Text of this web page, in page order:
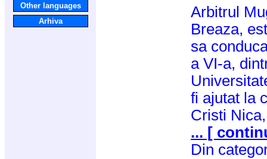
Other languages
Arhiva
Arbitrul
Breaza,
sa
a VI-a,
fi ajutat la
Cristi
... [
Din